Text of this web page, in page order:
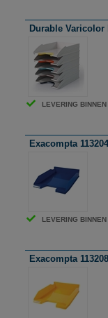
Durable
LEVERING BINNEN
Exacompta
LEVERING BINNEN
Exacompta